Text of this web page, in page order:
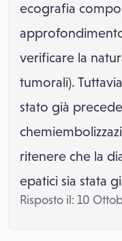
ecografia
verificare la
tumorali).
stato già
ritenere che la
epatici sia stata
Risposto il: 10